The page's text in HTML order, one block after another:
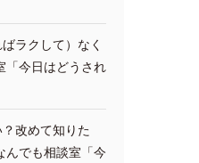
ラクして）なく
「今日はどうされ
改めて知りた
んでも相談室「今